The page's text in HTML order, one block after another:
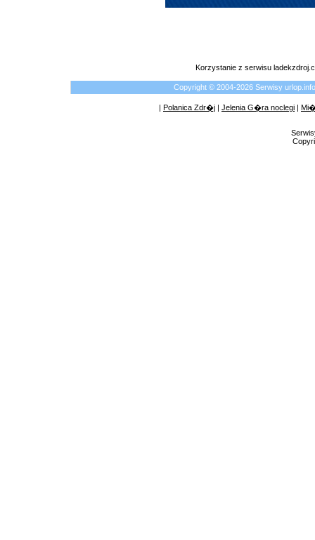
Korzystanie z serwisu
Copyright © 2004-2026 Serwisy
| Polanica Zdr�j | Jelenia G�ra noclegi |